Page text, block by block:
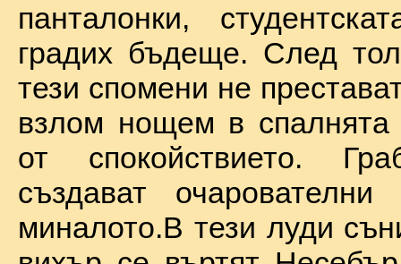
панталонки,
градих бъдеще. След
тези спомени не
взлом нощем в спалнята
от спокойствието.
създават
миналото.В тези луди